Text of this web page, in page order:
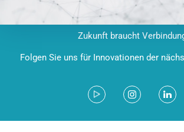
Zukunft braucht
Folgen Sie uns für Innovationen der